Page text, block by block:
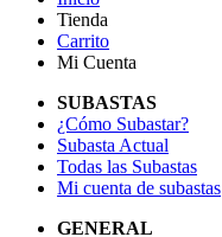
Tienda
Carrito
Mi Cuenta
SUBASTAS
¿Cómo Subastar?
Subasta Actual
Todas las Subastas
Mi cuenta de subastas
GENERAL